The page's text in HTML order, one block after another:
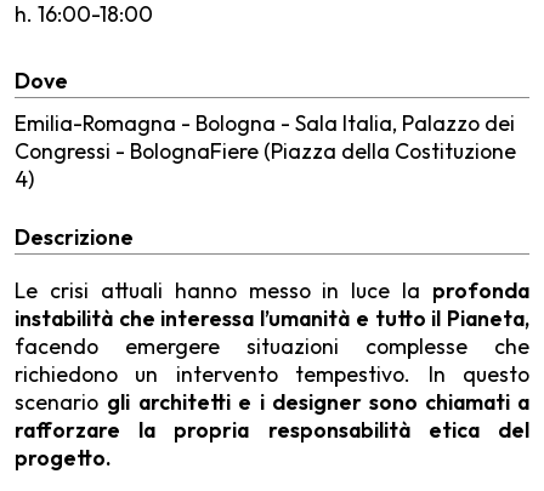
h. 16:00-18:00
Dove
Emilia-Romagna - Bologna - Sala Italia, Palazzo dei
Congressi - BolognaFiere (Piazza della Costituzione
4)
Descrizione
Le crisi attuali hanno messo in luce la profonda
instabilità che interessa l’umanità e tutto il Pianeta,
facendo emergere situazioni complesse che
richiedono un intervento tempestivo. In questo
scenario gli architetti e i designer sono chiamati a
rafforzare la propria responsabilità etica del
progetto.